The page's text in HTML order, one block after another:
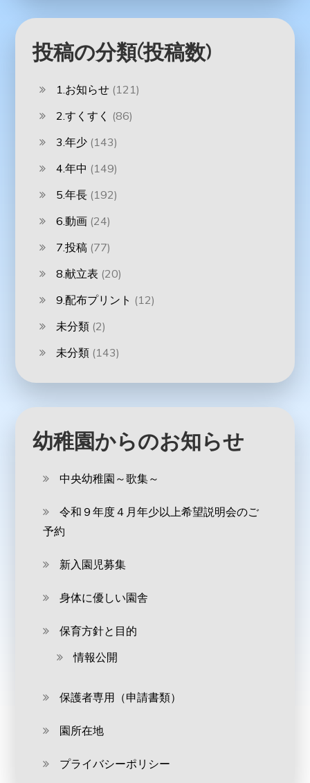
投稿の分類(投稿数)
1.お知らせ (121)
2.すくすく (86)
3.年少 (143)
4.年中 (149)
5.年長 (192)
6.動画 (24)
7.投稿 (77)
8.献立表 (20)
9.配布プリント (12)
未分類 (2)
未分類 (143)
幼稚園からのお知らせ
中央幼稚園～歌集～
令和９年度４月年少以上希望説明会のご
予約
新入園児募集
身体に優しい園舎
保育方針と目的
情報公開
保護者専用（申請書類）
園所在地
プライバシーポリシー